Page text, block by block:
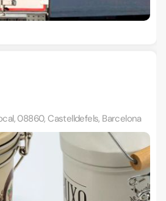
08860, Castelldefels, Barcelona